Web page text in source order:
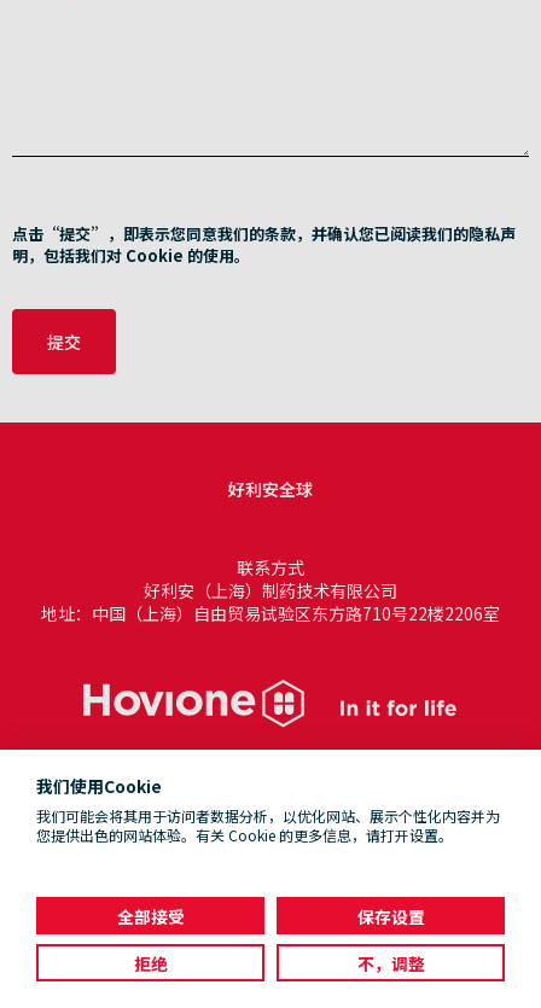
点击“提交”，即表示您同意我们的条款，并确认您已阅读我们的隐私声
明，包括我们对 Cookie 的使用。
提交
好利安全球
联系方式
好利安（上海）制药技术有限公司
地址：中国（上海）自由贸易试验区东方路710号22楼2206室
条款与条件 隐私政策
© 2026 Hovione
我们使用Cookie
我们可能会将其用于访问者数据分析，以优化网站、展示个性化内容并为
您提供出色的网站体验。有关 Cookie 的更多信息，请打开设置。
全部接受
保存设置
拒绝
不，调整